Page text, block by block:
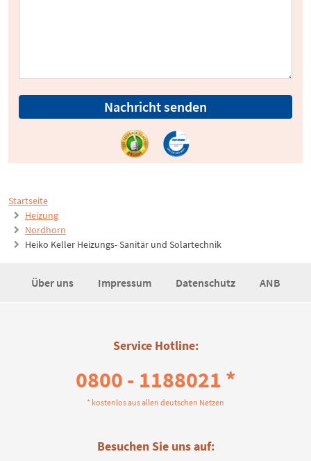
Startseite
Heizung
Nordhorn
Heiko Keller Heizungs- Sanitär und Solartechnik
Nachricht senden
Über uns Impressum Datenschutz ANB
Service Hotline:
0800 - 1188021 *
* kostenlos aus allen deutschen Netzen
Besuchen Sie uns auf: